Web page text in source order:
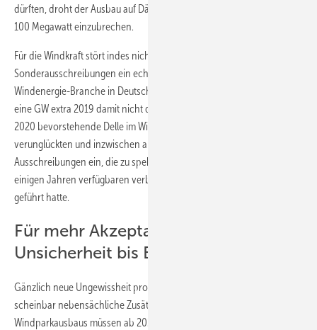
dürften, droht der Ausbau auf Dächern ohne Förderung auf wenige
100 Megawatt einzubrechen.
Für die Windkraft stört indes nicht nur, dass mit den gestreckten
Sonderausschreibungen ein echter neuer Anschub-Impuls für die
Windenergie-Branche in Deutschland ausbleibt. Ohnehin stopft das
eine GW extra 2019 damit nicht die 2019 und vielleicht auch noch
2020 bevorstehende Delle im Windparkausbau. Sie tritt infolge einer
verunglückten und inzwischen abgeschafften Regel in den
Ausschreibungen ein, die zu spekulativen Projekt-Geboten mit erst in
einigen Jahren verfügbaren verbesserten Anlagentechnologien
geführt hatte.
Für mehr Akzeptanz: Neue
Unsicherheit bis Ende 2019
Gänzlich neue Ungewissheit produziert die Einigung durch zwei
scheinbar nebensächliche Zusätze: Zur Förderung der Akzeptanz des
Windparkausbaus müssen ab 2020 die in die Ausschreibungen